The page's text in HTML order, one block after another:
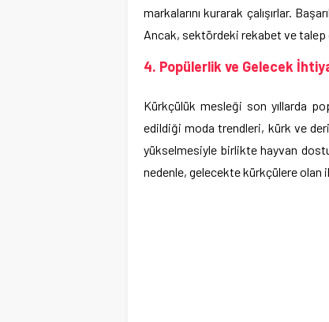
markalarını kurarak çalışırlar.
Ancak, sektördeki rekabet ve talep
4. Popülerlik ve Gelecek
Kürkçülük mesleği son yıllarda
edildiği moda trendleri, kürk ve
yükselmesiyle birlikte hayvan
nedenle, gelecekte kürkçülere olan